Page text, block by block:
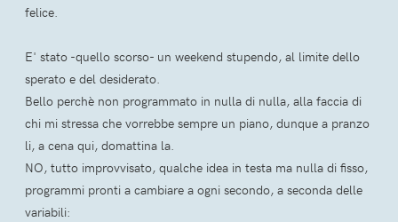
felice.
E' stato -quello scorso- un weekend stupendo, al limite dello
sperato e del desiderato.
Bello perchè non programmato in nulla di nulla, alla faccia di
chi mi stressa che vorrebbe sempre un piano, dunque a pranzo
li, a cena qui, domattina la.
NO, tutto improvvisato, qualche idea in testa ma nulla di fisso,
programmi pronti a cambiare a ogni secondo, a seconda delle
variabili: